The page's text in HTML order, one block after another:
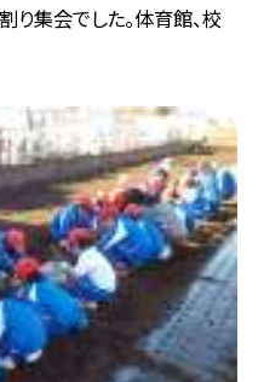
り集会でした。体育館、校